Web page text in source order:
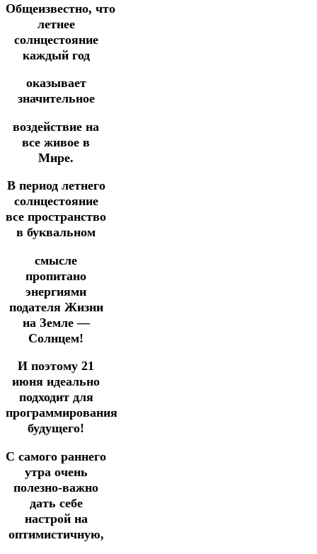
Общеизвестно, что
летнее
солнцестояние
каждый год
оказывает
значительное
воздействие на
все живое в
Мире.
В период летнего
солнцестояние
все пространство
в буквальном
смысле
пропитано
энергиями
подателя Жизни
на Земле —
Солнцем!
И поэтому 21
июня идеально
подходит для
программирования
будущего!
С самого раннего
утра очень
полезно-важно
дать себе
настрой на
оптимистичную,